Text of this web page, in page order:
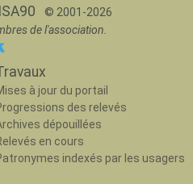
© 2001-2026
de l'association.
à jour du portail
des relevés
dépouillées
en cours
indexés par les usagers